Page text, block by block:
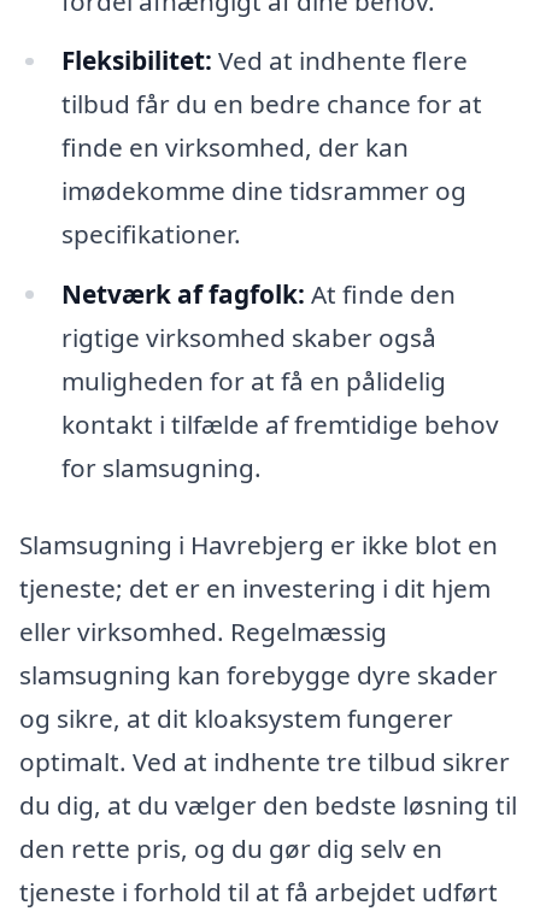
Fleksibilitet: Ved at indhente flere
tilbud får du en bedre chance for at
finde en virksomhed, der kan
imødekomme dine tidsrammer og
specifikationer.
Netværk af fagfolk: At finde den
rigtige virksomhed skaber også
muligheden for at få en pålidelig
kontakt i tilfælde af fremtidige behov
for slamsugning.
Slamsugning i Havrebjerg er ikke blot en
tjeneste; det er en investering i dit hjem
eller virksomhed. Regelmæssig
slamsugning kan forebygge dyre skader
og sikre, at dit kloaksystem fungerer
optimalt. Ved at indhente tre tilbud sikrer
du dig, at du vælger den bedste løsning til
den rette pris, og du gør dig selv en
tjeneste i forhold til at få arbejdet udført